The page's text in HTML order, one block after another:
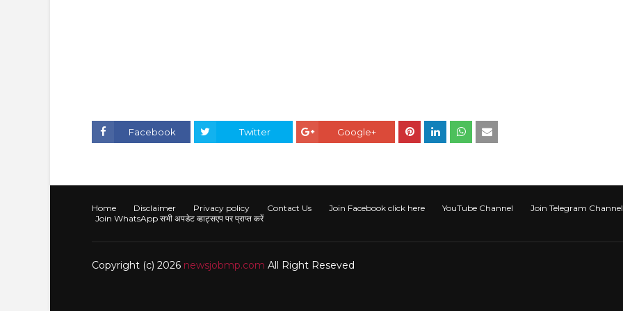
Facebook Twitter Google+
Home Disclaimer Privacy policy Contact Us Join Facebook click here YouTube Channel
Join Telegram Channel
Join WhatsApp सभी अपडेट व्हाट्सएप पर प्राप्त करें
Copyright (c) 2026 newsjobmp.com All Right Reseved